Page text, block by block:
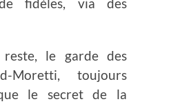
le garde des
Moretti, toujours
le secret de la